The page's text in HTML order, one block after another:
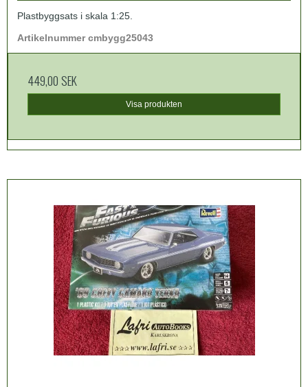
Plastbyggsats i skala 1:25.
Artikelnummer cmbygg25043
449,00 SEK
Visa produkten